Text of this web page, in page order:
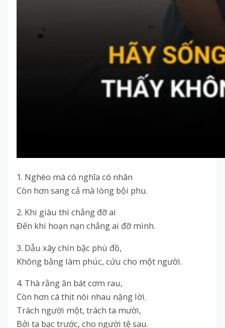
1. Nghèo mà có nghĩa có nhân
Còn hơn sang cả mà lòng bội phu.
2. Khi giàu thì chẳng đỡ ai
Đến khi hoạn nạn chẳng ai đỡ mình.
3. Dẫu xây chín bậc phù đồ,
Không bằng làm phúc, cứu cho một người.
4. Thà rằng ăn bát cơm rau,
Còn hơn cá thịt nói nhau nặng lời.
Trách người một, trách ta mười,
Bởi ta bạc trước, cho người tệ sau.